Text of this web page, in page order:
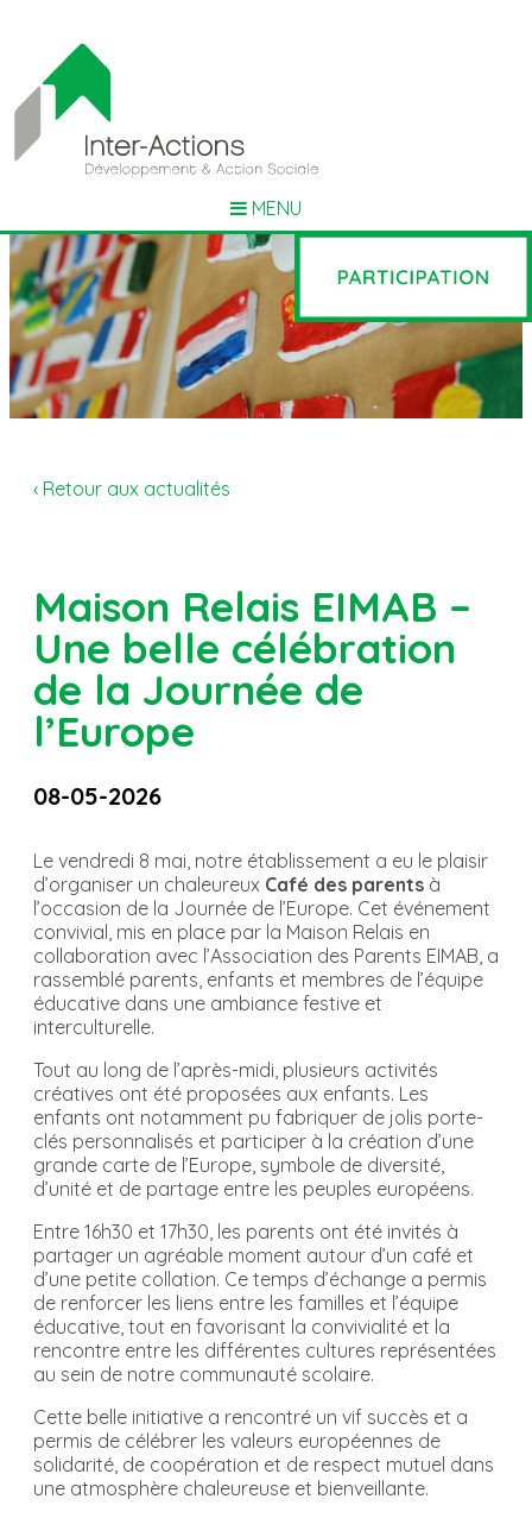
MENU
‹ Retour aux actualités
Maison Relais EIMAB –
Une belle célébration
de la Journée de
l’Europe
08-05-2026
Le vendredi 8 mai, notre établissement a eu le plaisir
d’organiser un chaleureux Café des parents à
l’occasion de la Journée de l’Europe. Cet événement
convivial, mis en place par la Maison Relais en
collaboration avec l’Association des Parents EIMAB, a
rassemblé parents, enfants et membres de l’équipe
éducative dans une ambiance festive et
interculturelle.
Tout au long de l’après-midi, plusieurs activités
créatives ont été proposées aux enfants. Les
enfants ont notamment pu fabriquer de jolis porte-
clés personnalisés et participer à la création d’une
grande carte de l’Europe, symbole de diversité,
d’unité et de partage entre les peuples européens.
Entre 16h30 et 17h30, les parents ont été invités à
partager un agréable moment autour d’un café et
d’une petite collation. Ce temps d’échange a permis
de renforcer les liens entre les familles et l’équipe
éducative, tout en favorisant la convivialité et la
rencontre entre les différentes cultures représentées
au sein de notre communauté scolaire.
Cette belle initiative a rencontré un vif succès et a
permis de célébrer les valeurs européennes de
solidarité, de coopération et de respect mutuel dans
une atmosphère chaleureuse et bienveillante.